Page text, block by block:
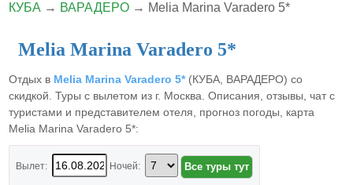
КУБА → ВАРАДЕРО → Melia Marina Varadero 5*
Melia Marina Varadero 5*
Отдых в Melia Marina Varadero 5*(КУБА, ВАРАДЕРО) со
скидкой. Туры с вылетом из г. Москва. Описания, отзывы, чат с
туристами и представителем отеля, прогноз погоды, карта
Melia Marina Varadero 5*:
Вылет: Ночей: